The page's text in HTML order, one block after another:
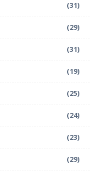
(31)
(29)
(31)
(19)
(25)
(24)
(23)
(29)